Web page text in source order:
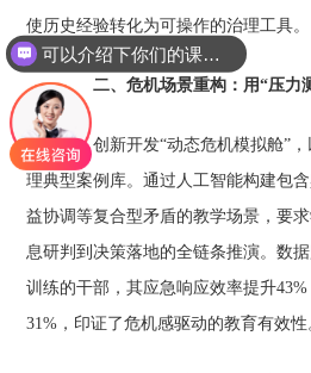
使历史经验转化为可操作的治理工具。
二、危机场景重构：用“压力
创新开发“动态危机模拟舱”，
理典型案例库。通过人工智能构建包
益协调等复合型矛盾的教学场景，要
息研判到决策落地的全链条推演。数
训练的干部，其应急响应效率提升
31%，印证了危机感驱动的教育有效性